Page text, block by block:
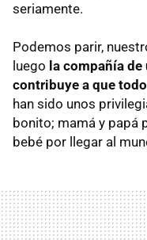
seriamente.
Podemos parir,
luego la compañía
contribuye a que
han sido unos
bonito; mamá y papá
bebé por llegar al